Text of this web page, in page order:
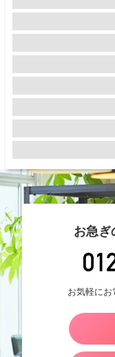
お急ぎ
お気軽に